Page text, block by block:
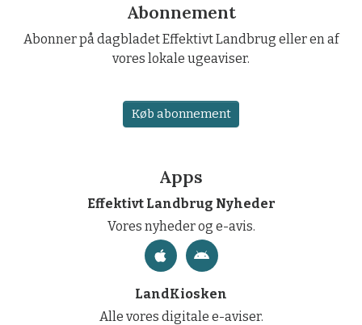
Abonnement
Abonner på dagbladet Effektivt Landbrug eller en af
vores lokale ugeaviser.
Køb abonnement
Apps
Effektivt Landbrug Nyheder
Vores nyheder og e-avis.
LandKiosken
Alle vores digitale e-aviser.